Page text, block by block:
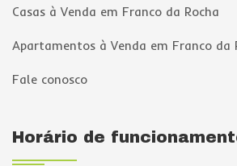
Casas à Venda em Franco da Rocha
Apartamentos à Venda em Franco da
Fale conosco
Horário de